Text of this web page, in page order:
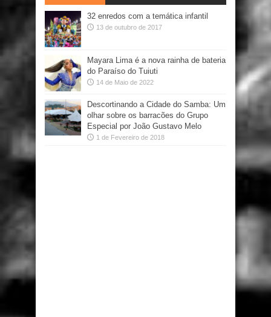
32 enredos com a temática infantil
13 de outubro de 2017
Mayara Lima é a nova rainha de bateria
do Paraíso do Tuiuti
14 de Maio de 2022
Descortinando a Cidade do Samba: Um
olhar sobre os barracões do Grupo
Especial por João Gustavo Melo
1 de Fevereiro de 2018